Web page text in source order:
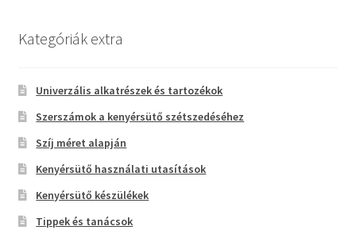
Kategóriák extra
Univerzális alkatrészek és tartozékok
Szerszámok a kenyérsütő szétszedéséhez
Szíj méret alapján
Kenyérsütő használati utasítások
Kenyérsütő készülékek
Tippek és tanácsok